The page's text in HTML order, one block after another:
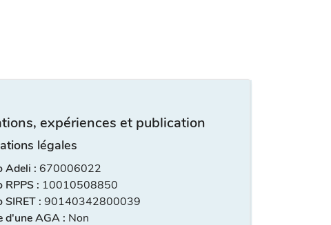
expériences et publication
légales
Adeli : 670006022
RPPS : 10010508850
SIRET : 90140342800039
d'une AGA : Non